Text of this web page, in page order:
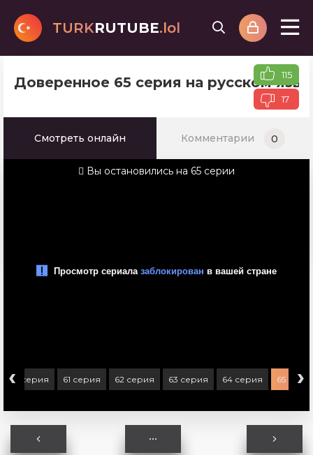
TURKRUTUBE.lol
Доверенное 65 серия на русском 115
17
Смотреть онлайн Комментарии 0
Вы остановились на 65 серии
‹
60 серия 61 серия 62 серия 63 серия 64 серия 65 ›